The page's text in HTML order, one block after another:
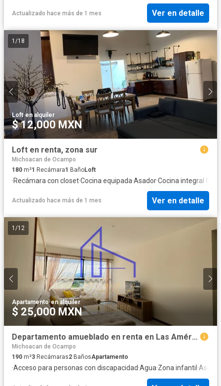
Actualizado hace más de 1 mes Ver en detalle
1 /18
Loft·en alquiler
$ 12,000 MXN
Loft en renta, zona sur
Michoacan de Ocampo
180 m²1 Recámara1 BañoLoft
·Recámara con closet·Cocina equipada·Asador·Cocina integral·
Actualizado hace más de 1 mes Ver en detalle
1 /12
Apartamento·en alquiler
$ 25,000 MXN
Departamento amueblado en renta en Las Américas
Michoacan de Ocampo
190 m²3 Recámaras2 BañosApartamento
·Acceso para personas con discapacidad·Agua·Zona infantil ·Asador